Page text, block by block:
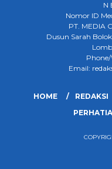
N
Nomor ID
PT. MEDIA
Dusun Sarah
Phone/
Email:
HOME REDAKSI